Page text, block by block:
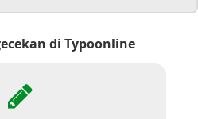
di Typoonline